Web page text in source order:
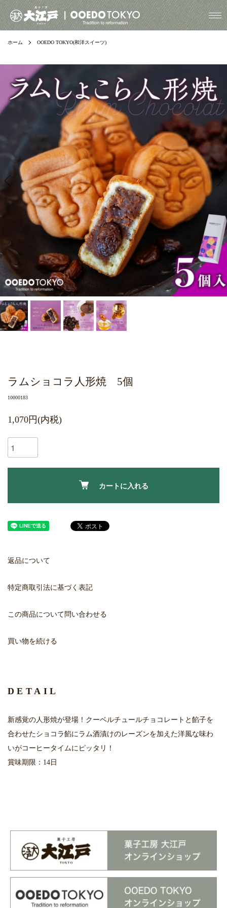
ホーム OOEDO TOKYO(和洋スイーツ)
ラムショコラ人形焼 5個
10000183
1,070円(内税)
カートに入れる
返品について
特定商取引法に基づく表記
この商品について問い合わせる
買い物を続ける
DETAIL
新感覚の人形焼が登場！クーベルチュールチョコレートと餡子を
合わせたショコラ餡にラム酒漬けのレーズンを加えた洋風な味わ
いがコーヒータイムにピッタリ！
賞味期限：14日